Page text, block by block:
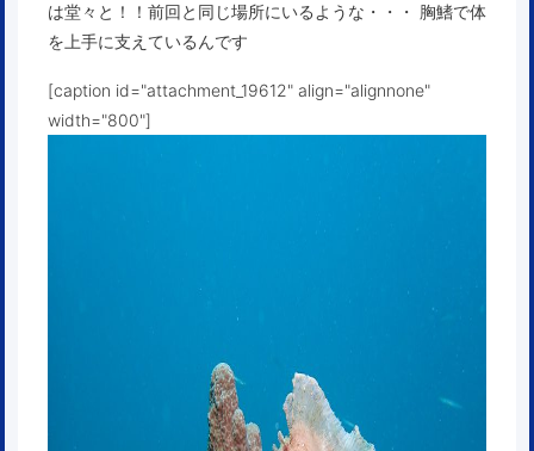
は堂々と！！前回と同じ場所にいるような・・・ 胸鰭で体
を上手に支えているんです
[caption id="attachment_19612" align="alignnone"
width="800"]